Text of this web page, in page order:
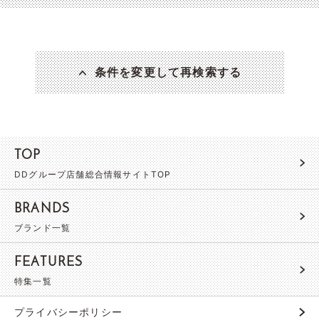
条件を変更して再検索する
TOP
DDグループ店舗総合情報サイトTOP
BRANDS
ブランド一覧
FEATURES
特集一覧
プライバシーポリシー